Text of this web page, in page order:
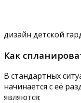
дизайн детской
Как
В стандартных
начинается с её
являются: